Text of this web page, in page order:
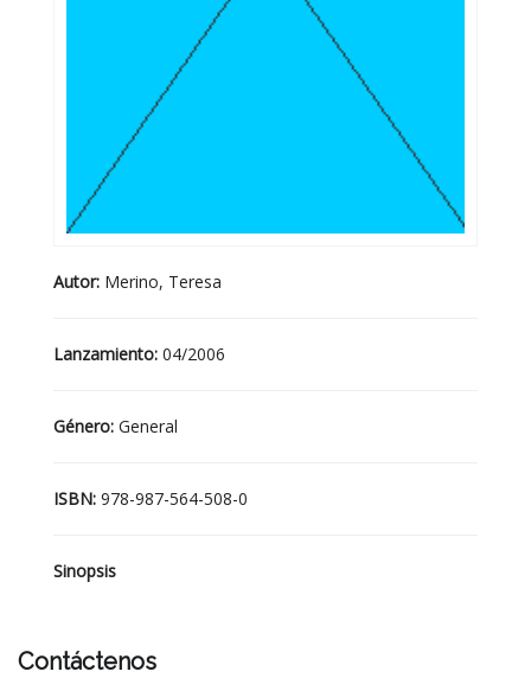
Autor: Merino, Teresa
Lanzamiento: 04/2006
Género: General
ISBN: 978-987-564-508-0
Sinopsis
Contáctenos